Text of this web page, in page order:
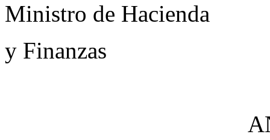
Ministro de
y